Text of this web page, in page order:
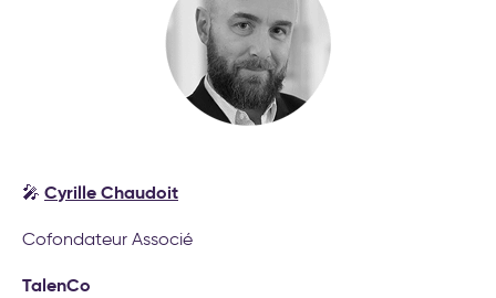
🎤 Cyrille Chaudoit
Cofondateur Associé
TalenCo